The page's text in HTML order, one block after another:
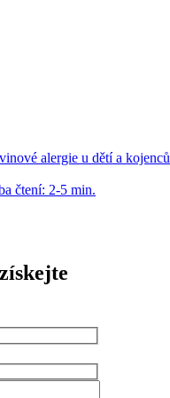
alergie u dětí a kojenců
čtení: 2-5 min.